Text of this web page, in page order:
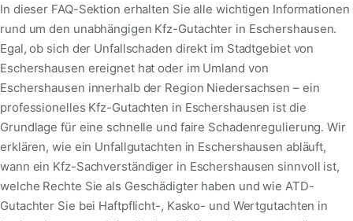
In dieser FAQ-Sektion erhalten Sie alle wichtigen Informationen
rund um den unabhängigen Kfz-Gutachter in Eschershausen.
Egal, ob sich der Unfallschaden direkt im Stadtgebiet von
Eschershausen ereignet hat oder im Umland von
Eschershausen innerhalb der Region Niedersachsen – ein
professionelles Kfz-Gutachten in Eschershausen ist die
Grundlage für eine schnelle und faire Schadenregulierung. Wir
erklären, wie ein Unfallgutachten in Eschershausen abläuft,
wann ein Kfz-Sachverständiger in Eschershausen sinnvoll ist,
welche Rechte Sie als Geschädigter haben und wie ATD-
Gutachter Sie bei Haftpflicht-, Kasko- und Wertgutachten in